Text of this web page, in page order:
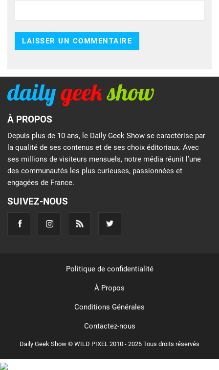
À PROPOS
Depuis plus de 10 ans, le Daily Geek Show se caractérise par
la qualité de ses contenus et de ses choix éditoriaux. Avec
ses millions de visiteurs mensuels, notre média réunit l’une
des communautés les plus curieuses, passionnées et
engagées de France.
SUIVEZ-NOUS
Daily Geek Show © WILD PIXEL 2010 - 2026 Tous droits réservés
Politique de confidentialité
À Propos
Conditions Générales
Contactez-nous